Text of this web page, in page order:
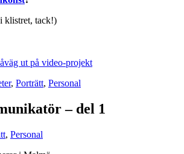
klistret, tack!)
ut på video-projekt
, Porträtt, Personal
– del 1
, Personal